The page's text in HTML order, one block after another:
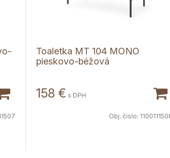
Toaletka MT 104 MONO
pieskovo-béžová
158 € s DPH
Obj. čislo: